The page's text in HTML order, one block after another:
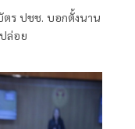
ตร ปชช. บอกตั้งนาน
ล่อย